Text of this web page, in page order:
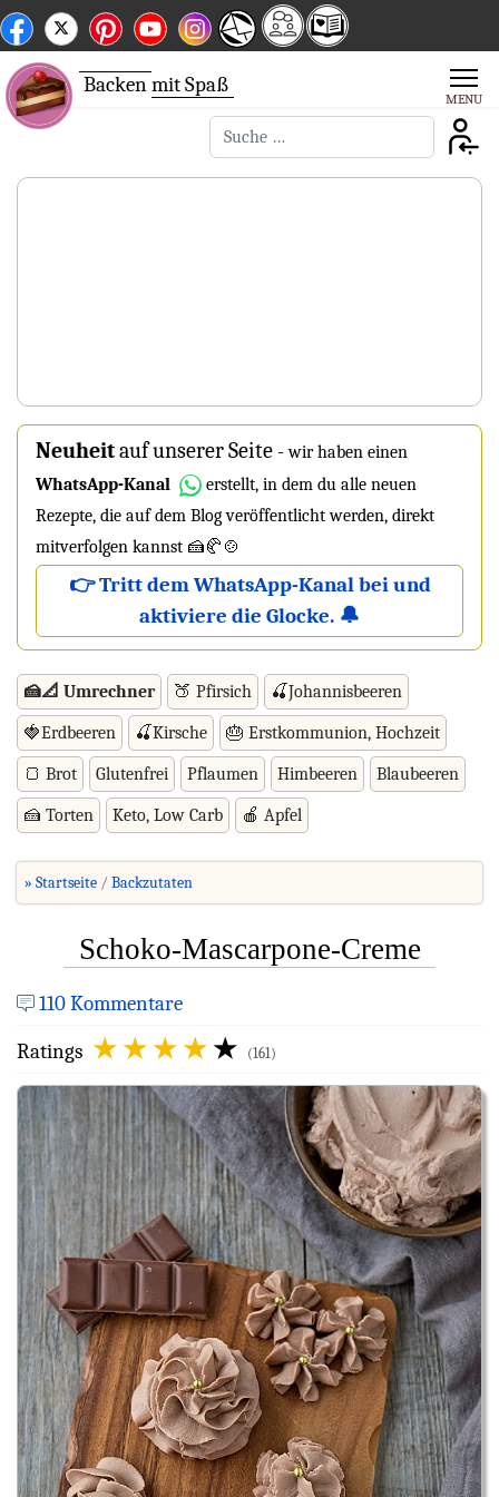
Backenmit Spaß
Suchen
Neuheitauf unserer Seite -wir haben einen
WhatsApp-Kanal
erstellt, in dem du alle neuen
Rezepte, die auf dem Blog veröffentlicht werden, direkt
mitverfolgen kannst 🍰🥐🍲
👉 Tritt dem WhatsApp-Kanal bei und
aktiviere die Glocke. 🔔
🍰📐 Umrechner 🍑 Pfirsich 🍒Johannisbeeren
🍓Erdbeeren 🍒Kirsche 🎂 Erstkommunion, Hochzeit
🍞 Brot Glutenfrei Pflaumen Himbeeren Blaubeeren
🍰 Torten Keto, Low Carb 🍎 Apfel
» Startseite Backzutaten
Schoko-Mascarpone-Creme
110 Kommentare
Ratings
(161)